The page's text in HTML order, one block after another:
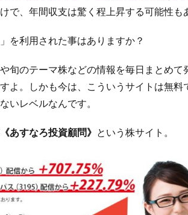
で、年間収支は驚く程上昇する可能性も
を利用された事はありますか？
旬のテーマ株などの情報を毎日まとめて
よ。しかも今は、こういうサイトは無料
いレベルなんです。
《あすなろ投資顧問》 という株サイト。